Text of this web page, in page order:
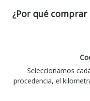
¿Por qué comprar
Seleccionamos
procedencia, el